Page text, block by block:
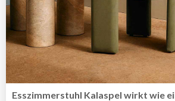
Esszimmerstuhl Kalaspel wirkt wie